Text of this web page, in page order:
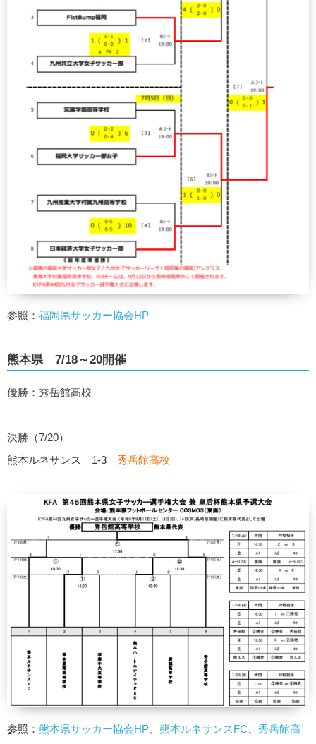
参照： 福岡県サッカー協会HP
熊本県 7/18～20開催
優勝：秀岳館高校
決勝（7/20）
熊本ルネサンス 1-3 秀岳館高校
参照： 熊本県サッカー協会HP 熊本ルネサンスFC
秀岳館高